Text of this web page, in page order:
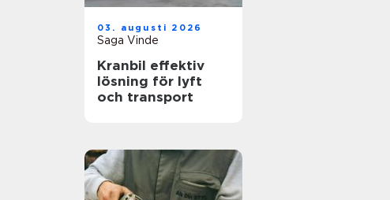
03. augusti 2026
Saga Vinde
Kranbil effektiv
lösning för lyft
och transport